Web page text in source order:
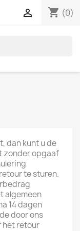
shopping_cart (0)

dan kunt u de
zonder opgaaf
te sturen.
algemeen
14 dagen
door ons
het retour